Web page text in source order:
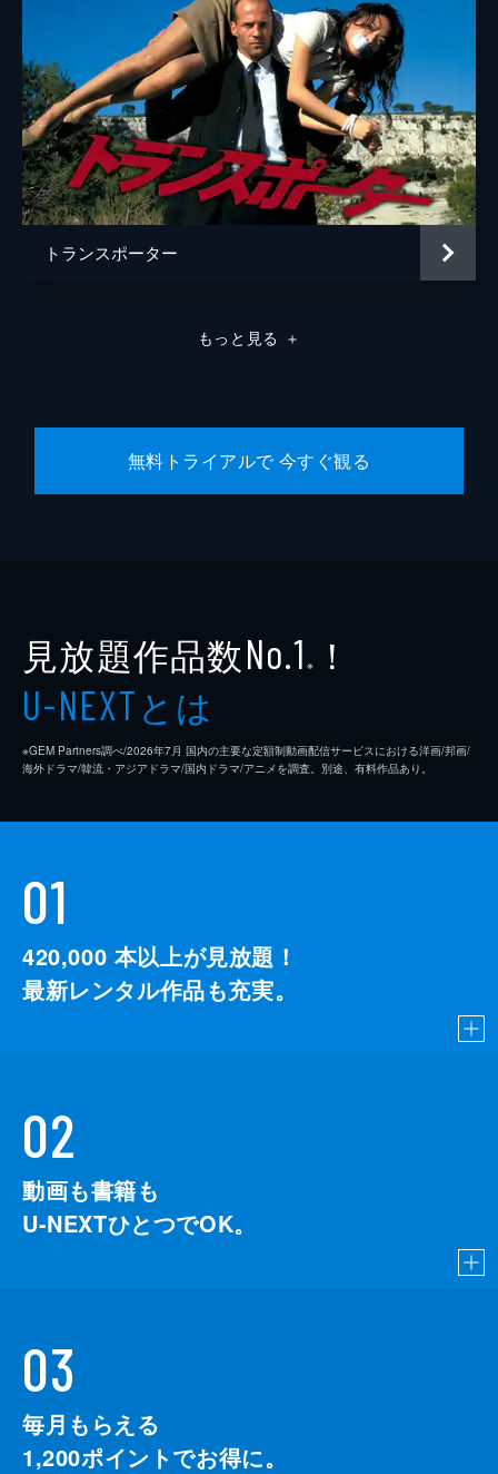
トランスポーター
もっと見る ＋
無料トライアルで 今すぐ観る
見放題作品数No.1 ※ ！
U-NEXTとは
※GEM Partners調べ/2026年7⽉ 国内の主要な定額制動画配信サービスにおける洋画/邦画/
海外ドラマ/韓流・アジアドラマ/国内ドラマ/アニメを調査。別途、有料作品あり。
01
420,000 本以上が見放題！
最新レンタル作品も充実。
02
動画も書籍も
U-NEXTひとつでOK。
03
毎月もらえる
1,200ポイントでお得に。